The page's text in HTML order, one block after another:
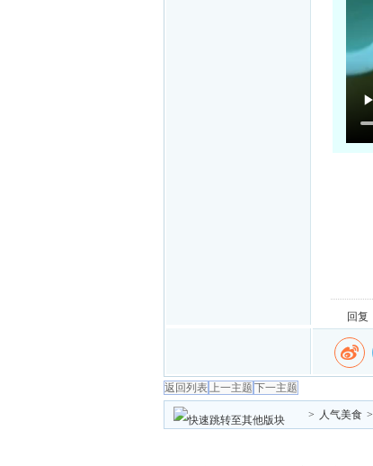
回复
返回列表上一主题 下一主题
> 人气美食 >